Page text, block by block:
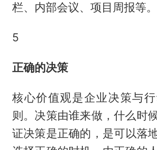
栏、内部会议、项目周报等。
5
正确的决策
核心价值观是企业决策与
则。决策由谁来做，什么时
证决策是正确的，是可以